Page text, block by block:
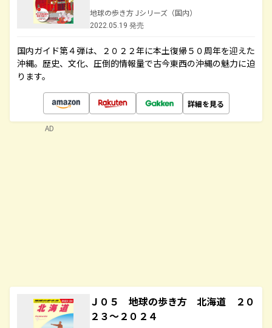
地球の歩き方 Jシリーズ（国内）
2022.05.19 発売
国内ガイド第４弾は、２０２２年に本土復帰５０周年を迎えた
沖縄。歴史、文化、圧倒的情報量で古今東西の沖縄の魅力に迫
ります。
詳細を見る
Ｊ０５ 地球の歩き方 北海道 ２０
２３～２０２４
AD